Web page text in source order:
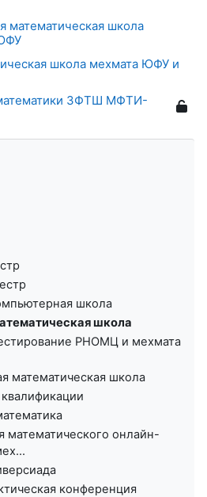
математическая школа
школа мехмата ЮФУ и
ЗФТШ МФТИ-
школа
школа
РНОМЦ и мехмата
математическая школа
математического онлайн-
конференция